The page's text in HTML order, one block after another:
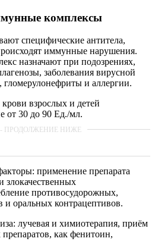
комплексы
специфические антитела,
иммунные нарушения.
назначают при подозрениях,
заболевания вирусной
и аллергии.
взрослых и детей
от 30 до 90 Ед./мл.
применение препарата
злокачественных
противосудорожных,
и оральных контрацептивов.
лучевая и химиотерапия, приём
препаратов, как фенитоин,